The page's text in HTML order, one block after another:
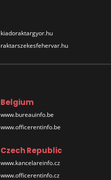
kiadoraktargyor.hu
raktarszekesfehervar.hu
Belgium
www.bureauinfo.be
www.officerentinfo.be
Czech Republic
www.kancelareinfo.cz
www.officerentinfo.cz